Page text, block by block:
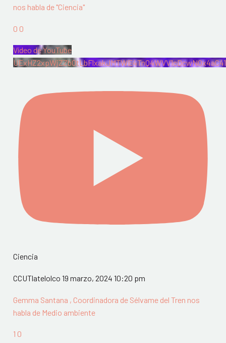
nos habla de "Ciencia"
0 0
Vídeo de YouTube
Ciencia
CCUTlatelolco 19 marzo, 2024 10:20 pm
Gemma Santana , Coordinadora de Sélvame del Tren nos
habla de Medio ambiente
1 0